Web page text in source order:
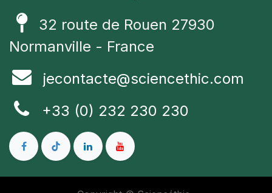
32 route de Rouen 27930
Normanville - France
jecontacte@sciencethic.com
+33 (0) 232 230 230